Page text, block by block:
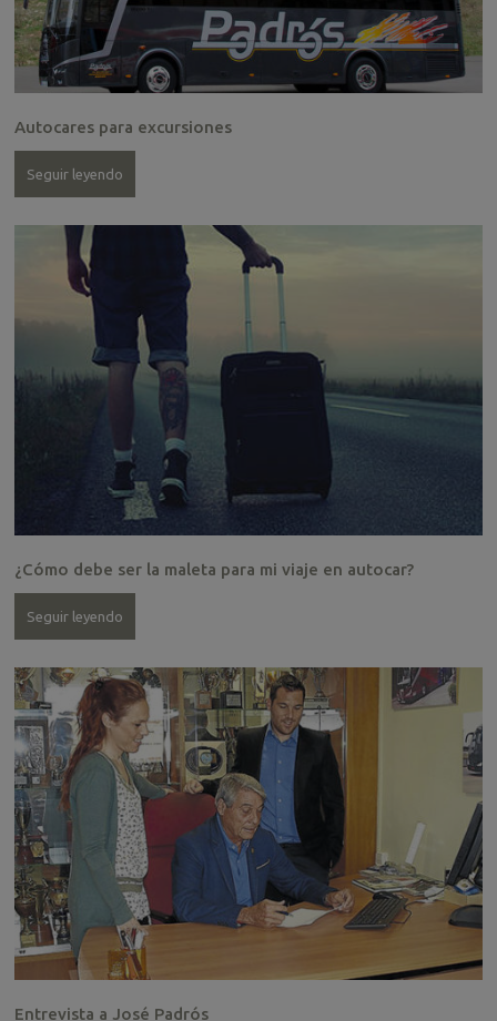
Autocares para excursiones
Seguir leyendo
¿Cómo debe ser la maleta para mi viaje en autocar?
Seguir leyendo
Entrevista a José Padrós